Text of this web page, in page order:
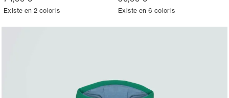
Existe en 2 coloris Existe en 6 coloris